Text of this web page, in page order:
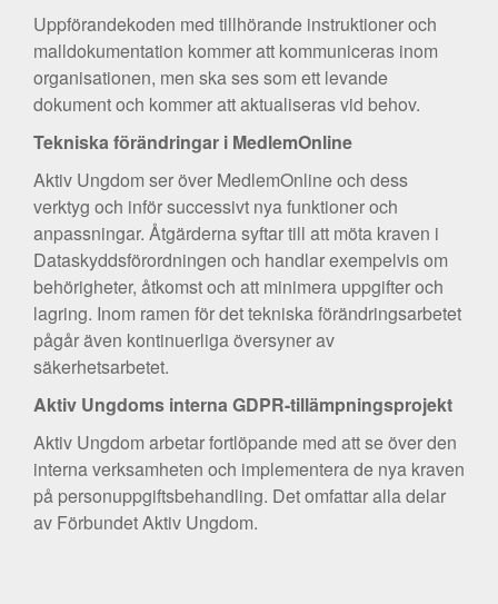
Uppförandekoden med tillhörande instruktioner och
malldokumentation kommer att kommuniceras inom
organisationen, men ska ses som ett levande
dokument och kommer att aktualiseras vid behov.
Tekniska förändringar i MedlemOnline
Aktiv Ungdom ser över MedlemOnline och dess
verktyg och inför successivt nya funktioner och
anpassningar. Åtgärderna syftar till att möta kraven i
Dataskyddsförordningen och handlar exempelvis om
behörigheter, åtkomst och att minimera uppgifter och
lagring. Inom ramen för det tekniska förändringsarbetet
pågår även kontinuerliga översyner av
säkerhetsarbetet.
Aktiv Ungdoms interna GDPR-tillämpningsprojekt
Aktiv Ungdom arbetar fortlöpande med att se över den
interna verksamheten och implementera de nya kraven
på personuppgiftsbehandling. Det omfattar alla delar
av Förbundet Aktiv Ungdom.